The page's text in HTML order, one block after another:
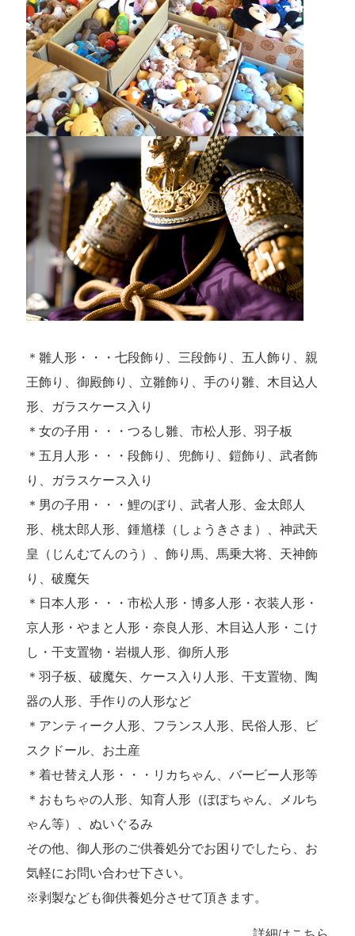
＊雛人形・・・七段飾り、三段飾り、五人飾り、親
王飾り、御殿飾り、立雛飾り、手のり雛、木目込人
形、ガラスケース入り
＊女の子用・・・つるし雛、市松人形、羽子板
＊五月人形・・・段飾り、兜飾り、鎧飾り、武者飾
り、ガラスケース入り
＊男の子用・・・鯉のぼり、武者人形、金太郎人
形、桃太郎人形、鍾馗様（しょうきさま）、神武天
皇（じんむてんのう）、飾り馬、馬乗大将、天神飾
り、破魔矢
＊日本人形・・・市松人形・博多人形・衣装人形・
京人形・やまと人形・奈良人形、木目込人形・こけ
し・干支置物・岩槻人形、御所人形
＊羽子板、破魔矢、ケース入り人形、干支置物、陶
器の人形、手作りの人形など
＊アンティーク人形、フランス人形、民俗人形、ビ
スクドール、お土産
＊着せ替え人形・・・リカちゃん、バービー人形等
＊おもちゃの人形、知育人形（ぽぽちゃん、メルち
ゃん等）、ぬいぐるみ
その他、御人形のご供養処分でお困りでしたら、お
気軽にお問い合わせ下さい。
※剥製なども御供養処分させて頂きます。